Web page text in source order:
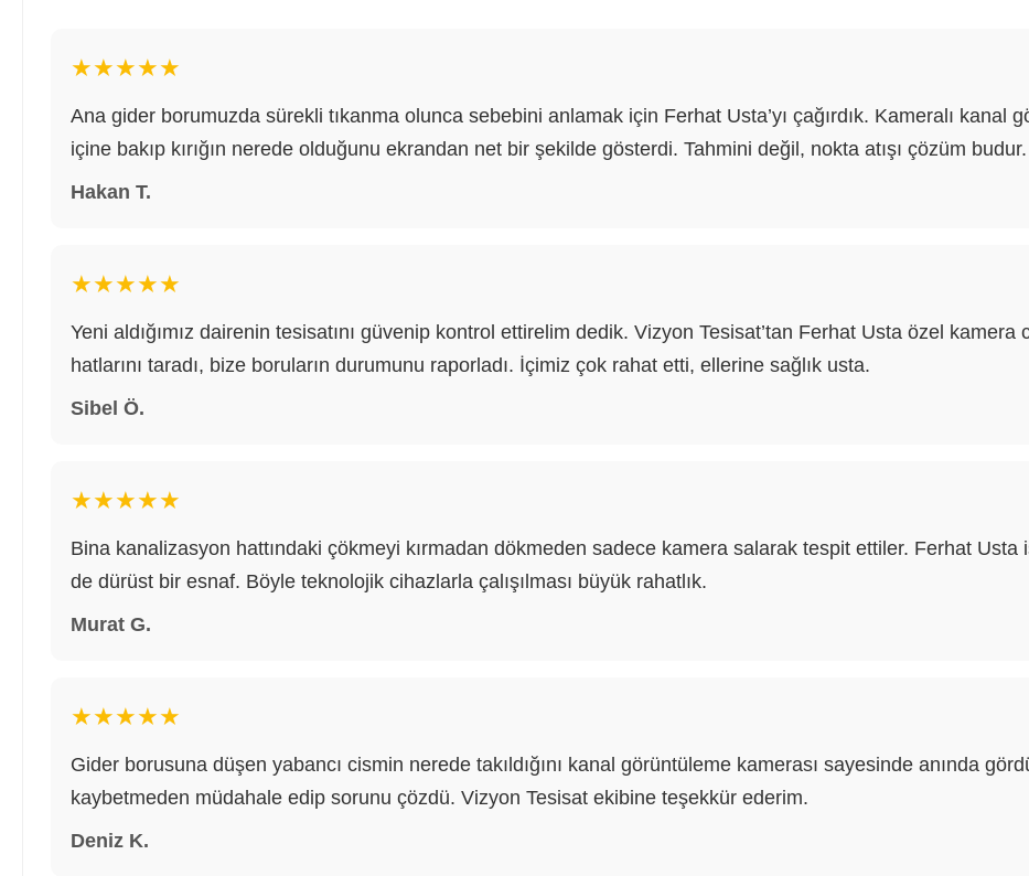
★★★★★
Ana gider borumuzda sürekli tıkanma olunca sebebini anlamak için Ferhat Usta’yı çağırdık. Kameralı kanal
içine bakıp kırığın nerede olduğunu ekrandan net bir şekilde gösterdi. Tahmini değil, nokta atışı çözüm budur.
Hakan T.
★★★★★
Yeni aldığımız dairenin tesisatını güvenip kontrol ettirelim dedik. Vizyon Tesisat’tan Ferhat Usta özel kamera
hatlarını taradı, bize boruların durumunu raporladı. İçimiz çok rahat etti, ellerine sağlık usta.
Sibel Ö.
★★★★★
Bina kanalizasyon hattındaki çökmeyi kırmadan dökmeden sadece kamera salarak tespit ettiler. Ferhat
de dürüst bir esnaf. Böyle teknolojik cihazlarla çalışılması büyük rahatlık.
Murat G.
★★★★★
Gider borusuna düşen yabancı cismin nerede takıldığını kanal görüntüleme kamerası sayesinde anında
kaybetmeden müdahale edip sorunu çözdü. Vizyon Tesisat ekibine teşekkür ederim.
Deniz K.